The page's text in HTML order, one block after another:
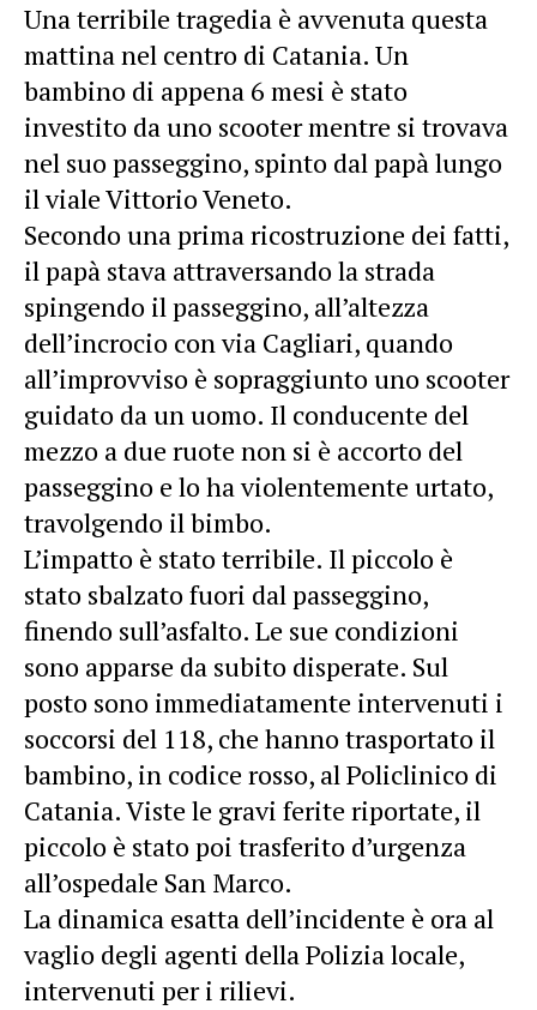
Una terribile tragedia è avvenuta questa
mattina nel centro di Catania. Un
bambino di appena 6 mesi è stato
investito da uno scooter mentre si trovava
nel suo passeggino, spinto dal papà lungo
il viale Vittorio Veneto.
Secondo una prima ricostruzione dei fatti,
il papà stava attraversando la strada
spingendo il passeggino, all’altezza
dell’incrocio con via Cagliari, quando
all’improvviso è sopraggiunto uno scooter
guidato da un uomo. Il conducente del
mezzo a due ruote non si è accorto del
passeggino e lo ha violentemente urtato,
travolgendo il bimbo.
L’impatto è stato terribile. Il piccolo è
stato sbalzato fuori dal passeggino,
finendo sull’asfalto. Le sue condizioni
sono apparse da subito disperate. Sul
posto sono immediatamente intervenuti i
soccorsi del 118, che hanno trasportato il
bambino, in codice rosso, al Policlinico di
Catania. Viste le gravi ferite riportate, il
piccolo è stato poi trasferito d’urgenza
all’ospedale San Marco.
La dinamica esatta dell’incidente è ora al
vaglio degli agenti della Polizia locale,
intervenuti per i rilievi.